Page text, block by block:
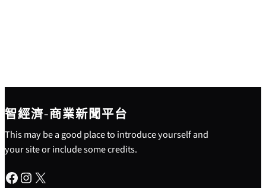
智經濟-商業新聞平台
This may be a good place to introduce yourself and
your site or include some credits.
Facebook Instagram X